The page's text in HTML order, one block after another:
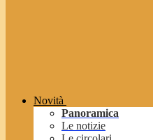
Novità
Panoramica
Le notizie